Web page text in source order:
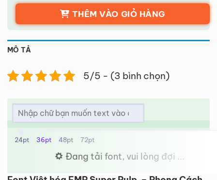
THÊM VÀO GIỎ HÀNG
MÔ TẢ
5/5 - (3 bình chọn)
24pt 36pt 48pt 72pt
Đang tải font, vui lòng đợi ...